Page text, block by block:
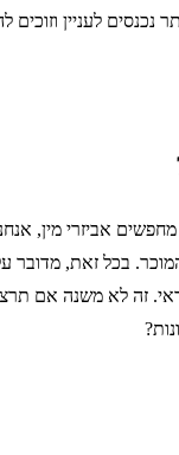
לעניין וזוכים
אביזרי מין,
בכל זאת, מדובר
זה לא משנה אם